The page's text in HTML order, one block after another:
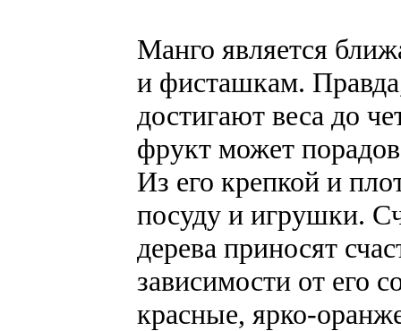
Манго является
и фисташкам.
достигают веса до
фрукт может
Из его крепкой и
посуду и игрушки.
дерева приносят
зависимости от его
красные, ярко-